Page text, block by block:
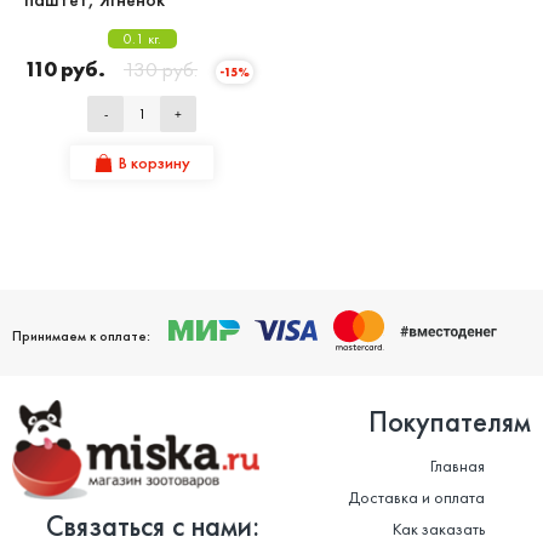
0.1 кг.
110 руб. 130 руб. -15%
- +
В корзину
Принимаем к оплате:
Связаться с нами:
Покупателям
Главная
Доставка и оплата
Как заказать